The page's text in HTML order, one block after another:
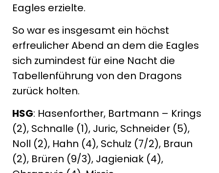
Eagles erzielte.
So war es insgesamt ein höchst
erfreulicher Abend an dem die Eagles
sich zumindest für eine Nacht die
Tabellenführung von den Dragons
zurück holten.
HSG: Hasenforther, Bartmann – Krings
(2), Schnalle (1), Juric, Schneider (5),
Noll (2), Hahn (4), Schulz (7/2), Braun
(2), Brüren (9/3), Jagieniak (4),